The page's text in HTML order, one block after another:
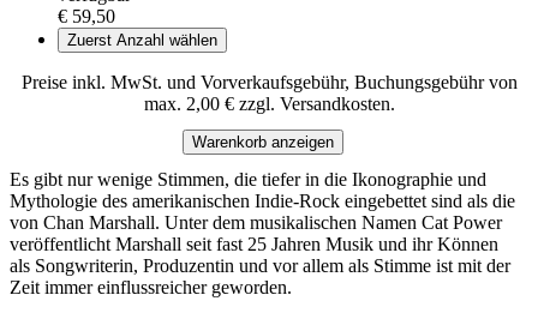
€ 59,50
Zuerst Anzahl wählen
Preise inkl. MwSt. und Vorverkaufsgebühr, Buchungsgebühr von
max. 2,00 € zzgl. Versandkosten.
Warenkorb anzeigen
Es gibt nur wenige Stimmen, die tiefer in die Ikonographie und
Mythologie des amerikanischen Indie-Rock eingebettet sind als die
von Chan Marshall. Unter dem musikalischen Namen Cat Power
veröffentlicht Marshall seit fast 25 Jahren Musik und ihr Können
als Songwriterin, Produzentin und vor allem als Stimme ist mit der
Zeit immer einflussreicher geworden.